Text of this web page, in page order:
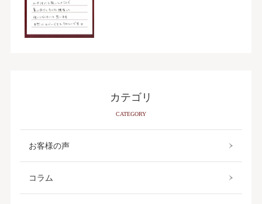
カテゴリ
CATEGORY
お客様の声
コラム